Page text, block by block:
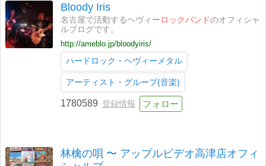
Bloody Iris
名古屋で活動するヘヴィー ロックバンドのオフィシャ
ルブログです。
http://ameblo.jp/bloodyiris/
ハードロック・ヘヴィーメタル
アーティスト・グループ(音楽)
1780589 登録情報
林檎の唄 〜 アップルビデオ高津店オフィ